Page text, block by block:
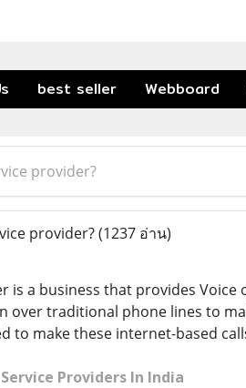
best seller Webboard
provider?
provider?(1237 อ่าน)
is a business that provides
over traditional phone lines to
to make these internet-based
Providers In India